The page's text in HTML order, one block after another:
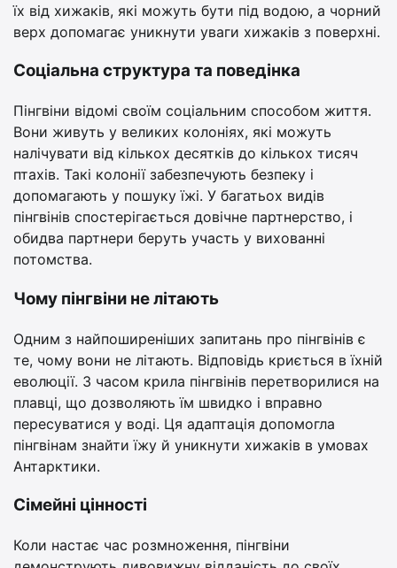
їх від хижаків, які можуть бути під водою, а чорний
верх допомагає уникнути уваги хижаків з поверхні.
Соціальна структура та поведінка
Пінгвіни відомі своїм соціальним способом життя.
Вони живуть у великих колоніях, які можуть
налічувати від кількох десятків до кількох тисяч
птахів. Такі колонії забезпечують безпеку і
допомагають у пошуку їжі. У багатьох видів
пінгвінів спостерігається довічне партнерство, і
обидва партнери беруть участь у вихованні
потомства.
Чому пінгвіни не літають
Одним з найпоширеніших запитань про пінгвінів є
те, чому вони не літають. Відповідь криється в їхній
еволюції. З часом крила пінгвінів перетворилися на
плавці, що дозволяють їм швидко і вправно
пересуватися у воді. Ця адаптація допомогла
пінгвінам знайти їжу й уникнути хижаків в умовах
Антарктики.
Сімейні цінності
Коли настає час розмноження, пінгвіни